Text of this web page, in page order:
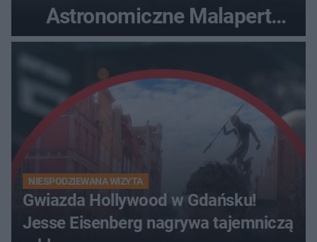
Astronomiczne Malapert
zaprasza na wspólne
obserwacje
NIESPODZIEWANA WIZYTA
Gwiazda Hollywood w Gdańsku!
Jesse Eisenberg nagrywa tajemniczą